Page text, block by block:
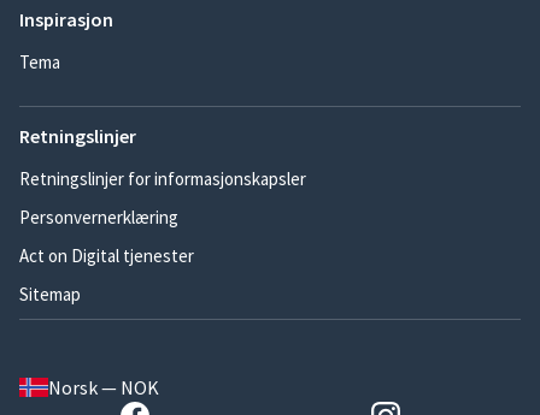
Inspirasjon
Tema
Retningslinjer
Retningslinjer for informasjonskapsler
Personvernerklæring
Act on Digital tjenester
Sitemap
Norsk — NOK